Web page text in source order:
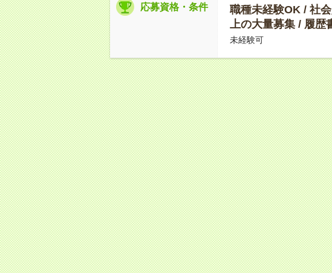
応募資格・条件
職種未経験OK / 社
上の大量募集 / 履
未経験可